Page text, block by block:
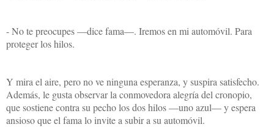
- No te preocupes —dice fama—. Iremos en mi automóvil. Para
proteger los hilos.
Y mira el aire, pero no ve ninguna esperanza, y suspira satisfecho.
Además, le gusta observar la conmovedora alegría del cronopio,
que sostiene contra su pecho los dos hilos —uno azul— y espera
ansioso que el fama lo invite a subir a su automóvil.